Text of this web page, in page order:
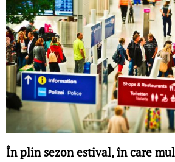
În plin sezon estival, în care